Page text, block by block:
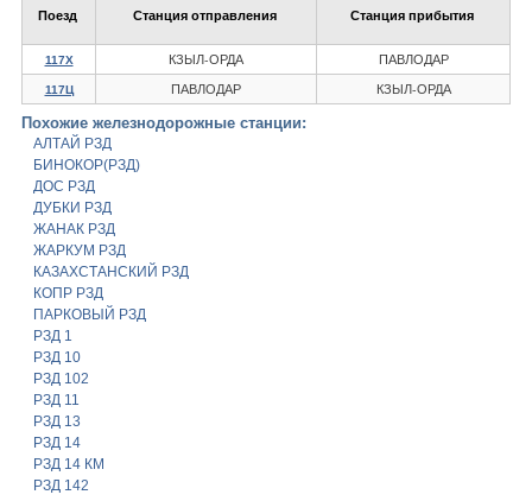
Поезд Станция отправления Станция прибытия
117Х КЗЫЛ-ОРДА ПАВЛОДАР
117Ц ПАВЛОДАР КЗЫЛ-ОРДА
Похожие железнодорожные станции:
АЛТАЙ РЗД
БИНОКОР(РЗД)
ДОС РЗД
ДУБКИ РЗД
ЖАНАК РЗД
ЖАРКУМ РЗД
КАЗАХСТАНСКИЙ РЗД
КОПР РЗД
ПАРКОВЫЙ РЗД
РЗД 1
РЗД 10
РЗД 102
РЗД 11
РЗД 13
РЗД 14
РЗД 14 КМ
РЗД 142